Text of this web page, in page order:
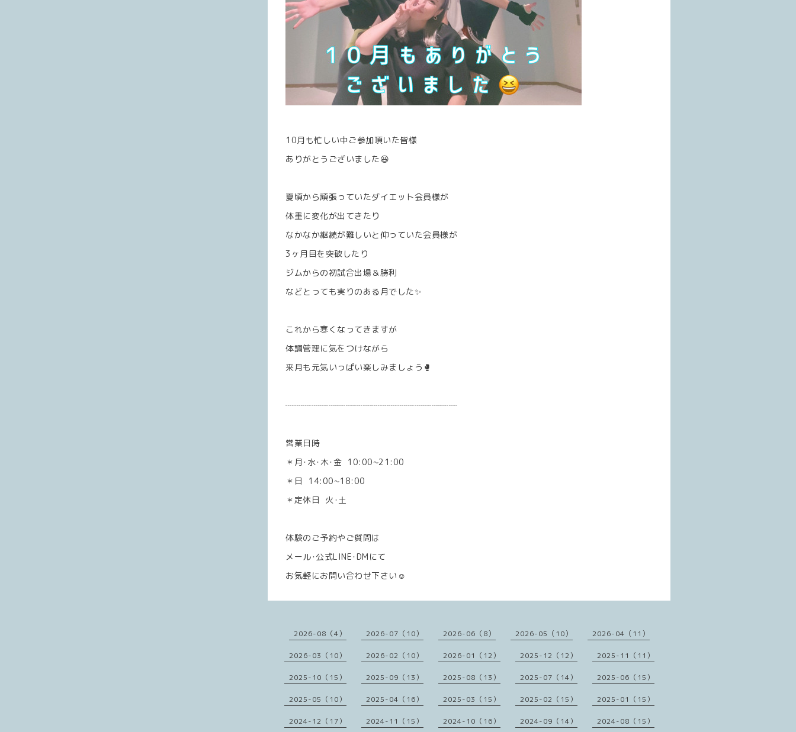
10月も忙しい中ご参加頂いた皆様
ありがとうございました😆
夏頃から頑張っていたダイエット会員様が
体重に変化が出てきたり
なかなか継続が難しいと仰っていた会員様が
3ヶ月目を突破したり
ジムからの初試合出場＆勝利
などとっても実りのある月でした✨️
これから寒くなってきますが
体調管理に気をつけながら
来月も元気いっぱい楽しみましょう🥊
┈┈┈┈┈┈┈┈┈┈┈┈┈┈┈┈┈┈┈┈
営業日時
＊月･水･木･金 10:00~21:00
＊日 14:00~18:00
＊定休日 火･土
体験のご予約やご質問は
メール･公式LINE･DMにて
お気軽にお問い合わせ下さい☺️
2026-08（4） 2026-07（10） 2026-06（8） 2026-05（10） 2026-04（11）
2026-03（10） 2026-02（10） 2026-01（12） 2025-12（12） 2025-11（11）
2025-10（15） 2025-09（13） 2025-08（13） 2025-07（14） 2025-06（15）
2025-05（10） 2025-04（16） 2025-03（15） 2025-02（15） 2025-01（15）
2024-12（17） 2024-11（15） 2024-10（16） 2024-09（14） 2024-08（15）